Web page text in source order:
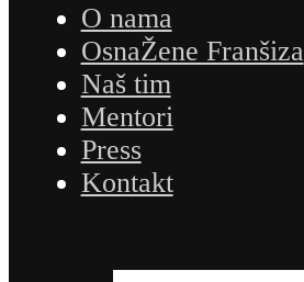
O nama
OsnaŽene Franšiza
Naš tim
Mentori
Press
Kontakt